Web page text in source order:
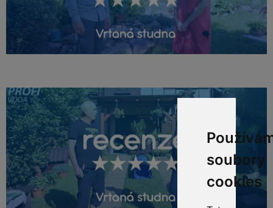
soubory
cookies